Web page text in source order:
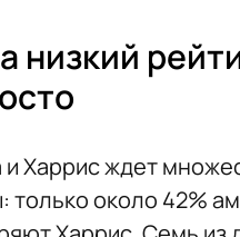
низкий
Харрис ждет
только около 42%